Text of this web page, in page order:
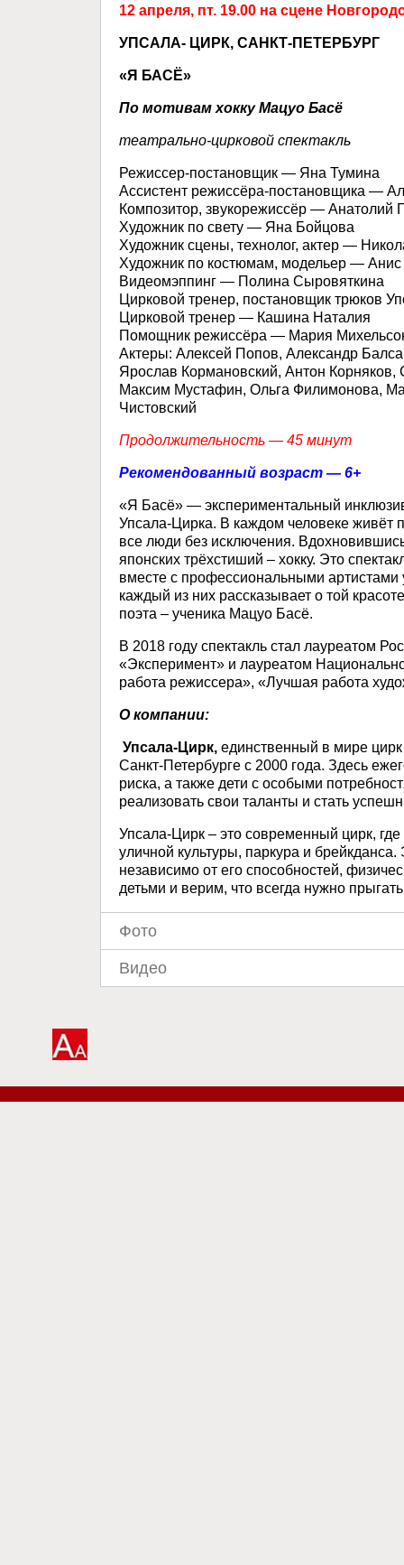
12 апреля, пт. 19.00 на сцене
УПСАЛА- ЦИРК, САНКТ-ПЕТЕРБУРГ
«Я БАСЁ»
По мотивам хокку Мацуо Басё
театрально-цирковой спектакль
Режиссер-постановщик — Яна Тумина
Ассистент режиссёра-постановщика —
Композитор, звукорежиссёр — Анатолий
Художник по свету — Яна Бойцова
Художник сцены, технолог, актер —
Художник по костюмам, модельер — Анис
Видеомэппинг — Полина Сыровяткина
Цирковой тренер, постановщик трюков
Цирковой тренер — Кашина Наталия
Помощник режиссёра — Мария
Актеры: Алексей Попов, Александр
Ярослав Кормановский, Антон
Максим Мустафин, Ольга Филимонова,
Чистовский
Продолжительность — 45 минут
Рекомендованный возраст — 6+
«Я Басё» — экспериментальный
Упсала-Цирка. В каждом человеке живёт
все люди без исключения.
японских трёхстиший – хокку. Это
вместе с профессиональными артистами
каждый из них рассказывает о той
поэта – ученика Мацуо Басё.
В 2018 году спектакль стал лауреатом
«Эксперимент» и лауреатом
работа режиссера», «Лучшая работа
О компании:
Упсала-Цирк, единственный в мире цирк
Санкт-Петербурге с 2000 года. Здесь
риска, а также дети с особыми
реализовать свои таланты и стать
Упсала-Цирк – это современный цирк,
уличной культуры, паркура и
независимо от его способностей,
детьми и верим, что всегда нужно
Фото
Видео